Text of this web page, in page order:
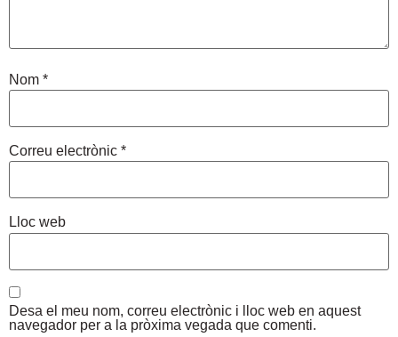
Nom *
Correu electrònic *
Lloc web
Desa el meu nom, correu electrònic i lloc web en aquest
navegador per a la pròxima vegada que comenti.